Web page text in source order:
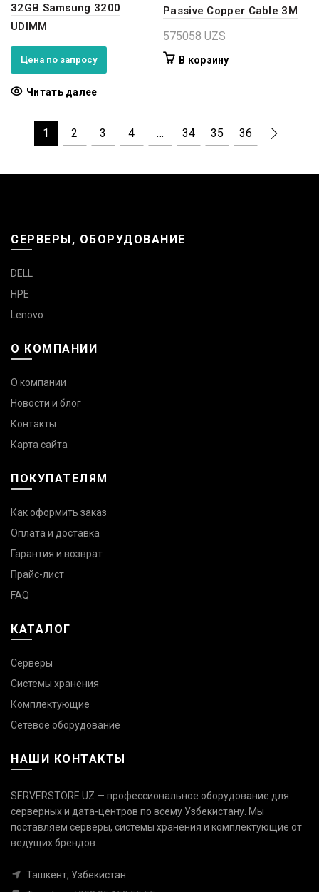
32GB Samsung 3200
UDIMM
Цена по запросу
Читать далее
Passive Copper Cable 3M
575058 UZS
В корзину
1 2 3 4 … 34 35 36
СЕРВЕРЫ, ОБОРУДОВАНИЕ
DELL
HPE
Lenovo
О КОМПАНИИ
О компании
Новости и блог
Контакты
Карта сайта
ПОКУПАТЕЛЯМ
Как оформить заказ
Оплата и доставка
Гарантия и возврат
Прайс-лист
FAQ
КАТАЛОГ
Серверы
Системы хранения
Комплектующие
Сетевое оборудование
НАШИ КОНТАКТЫ
SERVERSTORE.UZ — профессиональное оборудование для
серверных и дата-центров по всему Узбекистану. Мы
поставляем серверы, системы хранения и комплектующие от
ведущих брендов.
Ташкент, Узбекистан
Связаться с нами